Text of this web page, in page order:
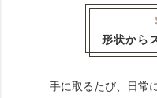
形状から
手に取るたび、日常